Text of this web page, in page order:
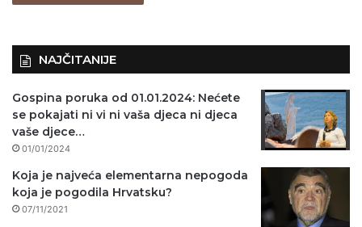
NAJČITANIJE
Gospina poruka od 01.01.2024: Nećete
se pokajati ni vi ni vaša djeca ni djeca
vaše djece…
01/01/2024
Koja je najveća elementarna nepogoda
koja je pogodila Hrvatsku?
07/11/2021